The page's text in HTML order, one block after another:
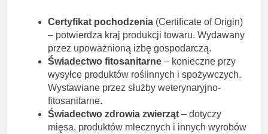
Certyfikat pochodzenia (Certificate of Origin)
– potwierdza kraj produkcji towaru. Wydawany
przez upoważnioną izbę gospodarczą.
Świadectwo fitosanitarne – konieczne przy
wysyłce produktów roślinnych i spożywczych.
Wystawiane przez służby weterynaryjno-
fitosanitarne.
Świadectwo zdrowia zwierząt – dotyczy
mięsa, produktów mlecznych i innych wyrobów